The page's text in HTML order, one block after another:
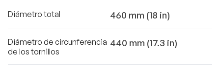
Diámetro total 460 mm (18 in)
Diámetro de circunferencia
de los tornillos
440 mm (17.3 in)